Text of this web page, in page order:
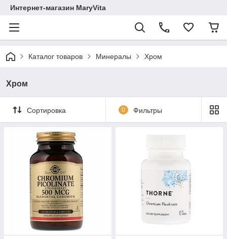
Интернет-магазин MaryVita
Каталог товаров Минералы Хром
Хром
Сортировка 0 Фильтры